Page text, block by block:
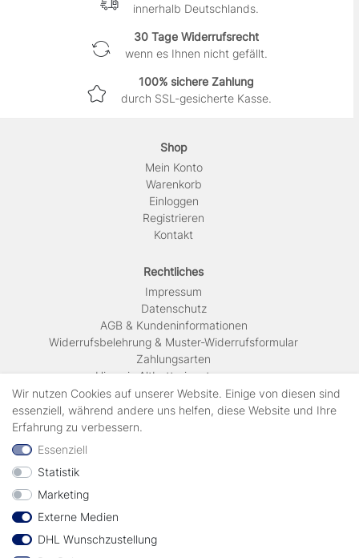
innerhalb Deutschlands.
30 Tage Widerrufsrecht
wenn es Ihnen nicht gefällt.
100% sichere Zahlung
durch SSL-gesicherte Kasse.
Shop
Mein Konto
Warenkorb
Einloggen
Registrieren
Kontakt
Rechtliches
Impressum
Daten­schutz
AGB & Kundeninformationen
Widerrufsbelehrung & Muster-Widerrufsformular
Zahlungsarten
Hinweis Altbatterieentsorgung
Versandkosten & Lieferinformationen
Zahlungsarten
geprüft durch
Wir nutzen Cookies auf unserer Website. Einige von diesen sind
essenziell, während andere uns helfen, diese Website und Ihre
Erfahrung zu verbessern.
Essenziell
Statistik
Marketing
Externe Medien
DHL Wunschzustellung